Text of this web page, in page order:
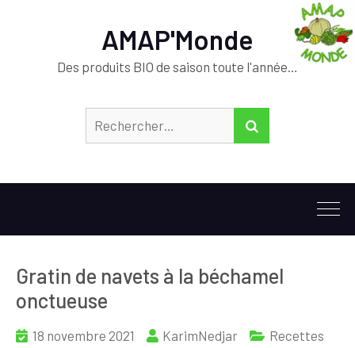
AMAP'Monde
Des produits BIO de saison toute l'année…
Gratin de navets à la béchamel
onctueuse
18 novembre 2021 KarimNedjar Recettes